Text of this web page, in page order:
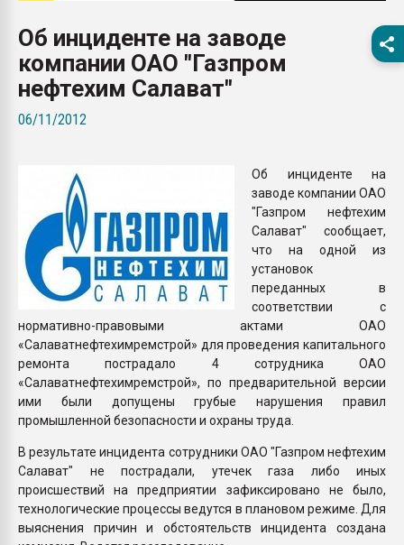
ближайшее
Подмосковье, Москва
ПЕРЕЙТИ НА
Об инциденте на заводе
компании ОАО "Газпром
нефтехим Салават"
06/11/2012
Об инциденте на
заводе компании ОАО
"Газпром нефтехим
Салават" сообщает,
что на одной из
установок
переданных в
соответствии с
нормативно-правовыми актами ОАО
«Салаватнефтехимремстрой» для проведения капитального
ремонта пострадало 4 сотрудника ОАО
«Салаватнефтехимремстрой», по предварительной версии
ими были допущены грубые нарушения правил
промышленной безопасности и охраны труда.
В результате инцидента сотрудники ОАО "Газпром нефтехим
Салават" не пострадали, утечек газа либо иных
происшествий на предприятии зафиксировано не было,
технологические процессы ведутся в плановом режиме. Для
выяснения причин и обстоятельств инцидента создана